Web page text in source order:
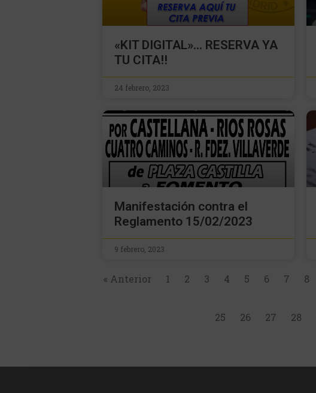
«KIT DIGITAL»… RESERVA YA
TU CITA!!
24 febrero, 2023
Manifestación contra el
Reglamento 15/02/2023
9 febrero, 2023
« Anterior 1 2 3 4 5 6 7 8
25 26 27 28